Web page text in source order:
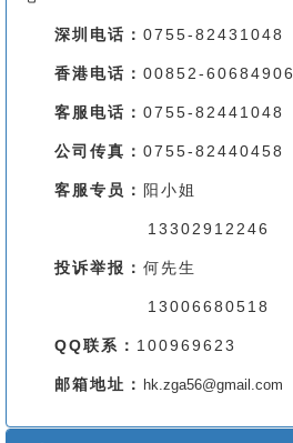
深圳电话： 0755-82431048
香港电话： 00852-60684906
客服电话： 0755-82441048
公司传真： 0755-82440458
客服专员： 阳小姐
13302912246
投诉举报： 何先生
13006680518
QQ联系： 100969623
邮箱地址： hk.zga56@gmail.com